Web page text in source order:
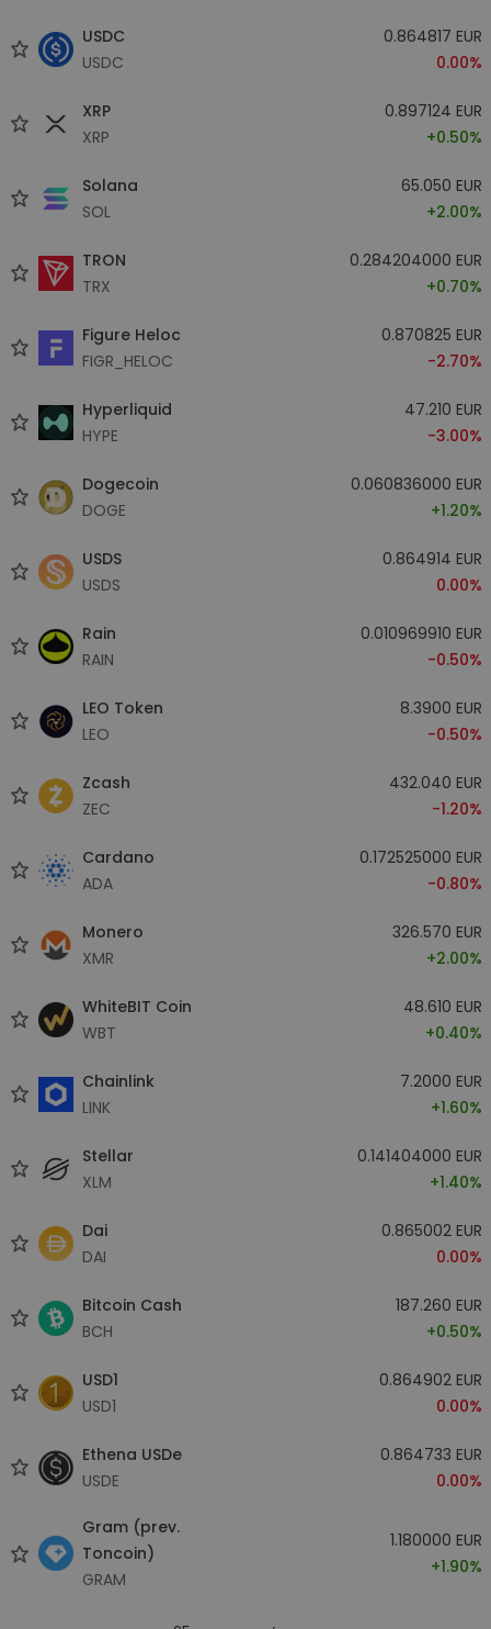
USDC
USDC
0.864817 EUR
0.00%
XRP
XRP
0.897124 EUR
+0.50%
Solana
SOL
65.050 EUR
+2.00%
TRON
TRX
0.284204000 EUR
+0.70%
Figure Heloc
FIGR_HELOC
0.870825 EUR
-2.70%
Hyperliquid
HYPE
47.210 EUR
-3.00%
Dogecoin
DOGE
0.060836000 EUR
+1.20%
USDS
USDS
0.864914 EUR
0.00%
Rain
RAIN
0.010969910 EUR
-0.50%
LEO Token
LEO
8.3900 EUR
-0.50%
Zcash
ZEC
432.040 EUR
-1.20%
Cardano
ADA
0.172525000 EUR
-0.80%
Monero
XMR
326.570 EUR
+2.00%
WhiteBIT Coin
WBT
48.610 EUR
+0.40%
Chainlink
LINK
7.2000 EUR
+1.60%
Stellar
XLM
0.141404000 EUR
+1.40%
Dai
DAI
0.865002 EUR
0.00%
Bitcoin Cash
BCH
187.260 EUR
+0.50%
USD1
USD1
0.864902 EUR
0.00%
Ethena USDe
USDE
0.864733 EUR
0.00%
Gram (prev.
Toncoin)
GRAM
1.180000 EUR
+1.90%